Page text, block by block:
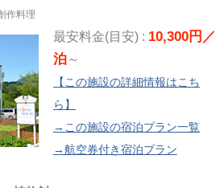
作料理
最安料金(目安) : 10,300円／
泊～
【この施設の詳細情報はこち
ら】
→この施設の宿泊プラン一覧
→航空券付き宿泊プラン